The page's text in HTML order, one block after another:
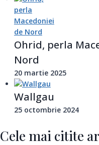
Ohrid, perla
Nord
20 martie 2025
Wallgau
25 octombrie 2024
Cele mai citite